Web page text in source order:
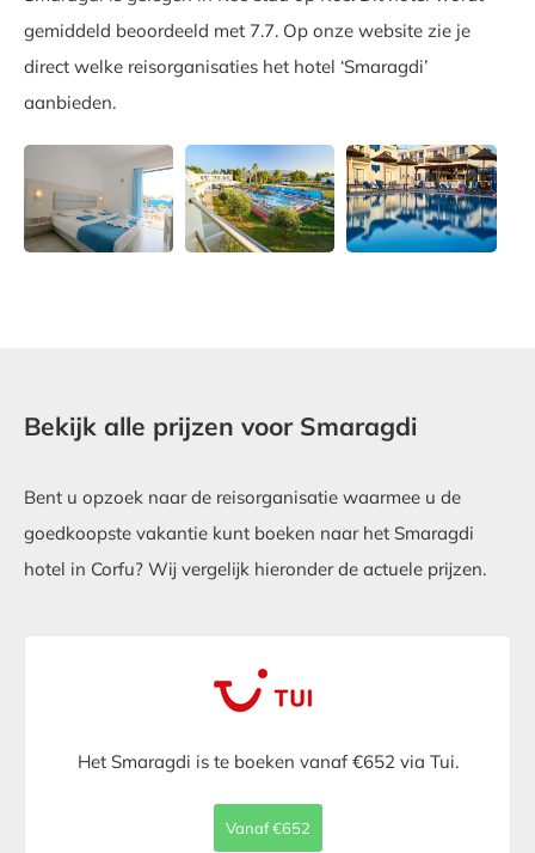
gemiddeld beoordeeld met 7.7. Op onze website zie je
direct welke reisorganisaties het hotel ‘Smaragdi’
aanbieden.
Bekijk alle prijzen voor Smaragdi
Bent u opzoek naar de reisorganisatie waarmee u de
goedkoopste vakantie kunt boeken naar het Smaragdi
hotel in Corfu? Wij vergelijk hieronder de actuele prijzen.
Het Smaragdi is te boeken vanaf €652 via Tui.
Vanaf €652